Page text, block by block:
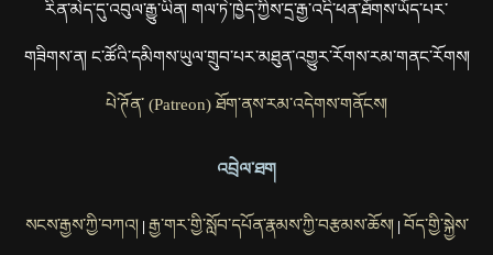
རིན་མེད་དུ་འབུལ་རྒྱུ་ཡིན། གལ་ཏེ་ཁྱེད་ཀྱིས་དྲ་རྒྱ་འདི་ཕན་ཐོགས་ཡོད་པར་
གཟིགས་ན། ང་ཚོའི་དམིགས་ཡུལ་གྲུབ་པར་མཐུན་འགྱུར་རོགས་རམ་གནང་རོགས།
པེ་ཊོན་ (Patreon) ཐོག་ནས་རམ་འདེགས་གནོངས།
འབྲེལ་ཐག
སངས་རྒྱས་ཀྱི་བཀའ། རྒྱ་གར་གྱི་སློབ་དཔོན་རྣམས་ཀྱི་བརྩམས་ཆོས། བོད་གྱི་སྐྱེས་